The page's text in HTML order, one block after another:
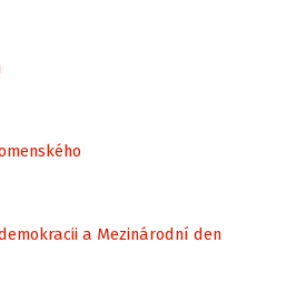
a Mezinárodní den